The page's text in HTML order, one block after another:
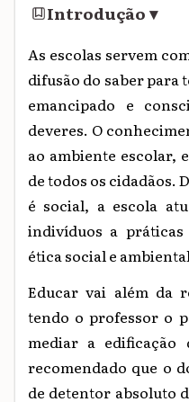
Introdução▾
As escolas servem
difusão do saber para
emancipado e
deveres. O
ao ambiente escolar,
de todos os cidadãos.
é social, a escola
indivíduos a
ética social e
Educar vai além da
tendo o professor o
mediar a edificação
recomendado que o
de detentor absoluto